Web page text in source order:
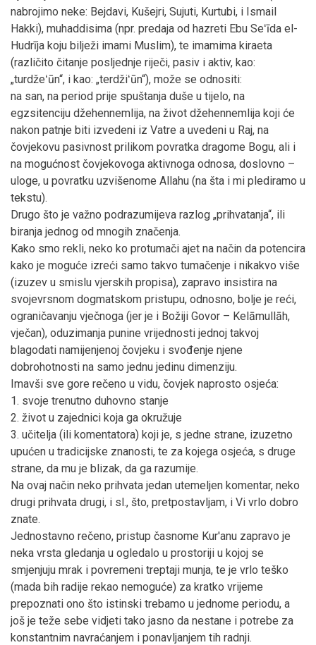
nabrojimo neke: Bejdavi, Kušejri, Sujuti, Kurtubi, i Ismail
Hakki), muhaddisima (npr. predaja od hazreti Ebu Seʻīda el-
Hudrīja koju bilježi imami Muslim), te imamima kiraeta
(različito čitanje posljednje riječi, pasiv i aktiv, kao:
„turdžeʻūn“, i kao: „terdžiʻūn“), može se odnositi:
na san, na period prije spuštanja duše u tijelo, na
egzsitenciju džehennemlija, na život džehennemlija koji će
nakon patnje biti izvedeni iz Vatre a uvedeni u Raj, na
čovjekovu pasivnost prilikom povratka dragome Bogu, ali i
na mogućnost čovjekovoga aktivnoga odnosa, doslovno –
uloge, u povratku uzvišenome Allahu (na šta i mi plediramo u
tekstu).
Drugo što je važno podrazumijeva razlog „prihvatanja“, ili
biranja jednog od mnogih značenja.
Kako smo rekli, neko ko protumači ajet na način da potencira
kako je moguće izreći samo takvo tumačenje i nikakvo više
(izuzev u smislu vjerskih propisa), zapravo insistira na
svojevrsnom dogmatskom pristupu, odnosno, bolje je reći,
ograničavanju vječnoga (jer je i Božiji Govor – Kelāmullāh,
vječan), oduzimanja punine vrijednosti jednoj takvoj
blagodati namijenjenoj čovjeku i svođenje njene
dobrohotnosti na samo jednu jedinu dimenziju.
Imavši sve gore rečeno u vidu, čovjek naprosto osjeća:
1. svoje trenutno duhovno stanje
2. život u zajednici koja ga okružuje
3. učitelja (ili komentatora) koji je, s jedne strane, izuzetno
upućen u tradicijske znanosti, te za kojega osjeća, s druge
strane, da mu je blizak, da ga razumije.
Na ovaj način neko prihvata jedan utemeljen komentar, neko
drugi prihvata drugi, i sl., što, pretpostavljam, i Vi vrlo dobro
znate.
Jednostavno rečeno, pristup časnome Kur'anu zapravo je
neka vrsta gledanja u ogledalo u prostoriji u kojoj se
smjenjuju mrak i povremeni treptaji munja, te je vrlo teško
(mada bih radije rekao nemoguće) za kratko vrijeme
prepoznati ono što istinski trebamo u jednome periodu, a
još je teže sebe vidjeti tako jasno da nestane i potrebe za
konstantnim navraćanjem i ponavljanjem tih radnji.